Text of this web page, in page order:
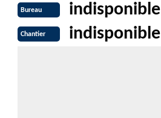
Bureau indisponible
Chantier indisponible